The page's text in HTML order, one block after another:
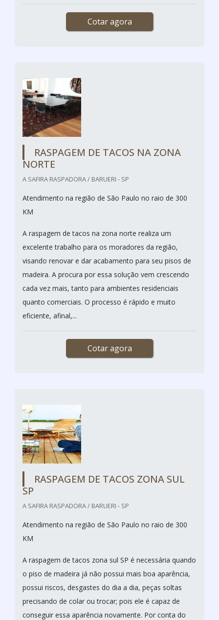
Cotar agora
RASPAGEM DE TACOS NA ZONA
NORTE
A SAFIRA RASPADORA / BARUERI - SP
Atendimento na região de São Paulo no raio de 300
KM
A raspagem de tacos na zona norte realiza um
excelente trabalho para os moradores da região,
visando renovar e dar acabamento para seu pisos de
madeira. A procura por essa solução vem crescendo
cada vez mais, tanto para ambientes residenciais
quanto comerciais. O processo é rápido e muito
eficiente, afinal,...
Cotar agora
RASPAGEM DE TACOS ZONA SUL
SP
A SAFIRA RASPADORA / BARUERI - SP
Atendimento na região de São Paulo no raio de 300
KM
A raspagem de tacos zona sul SP é necessária quando
o piso de madeira já não possui mais boa aparência,
possui riscos, desgastes do dia a dia, peças soltas
precisando de colar ou trocar; pois ele é capaz de
conseguir essa aparência novamente. Por conta do